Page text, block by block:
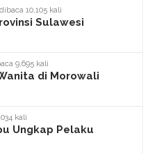
10,105 kali
Sulawesi
9,695 kali
di Morowali
kali
Ungkap Pelaku